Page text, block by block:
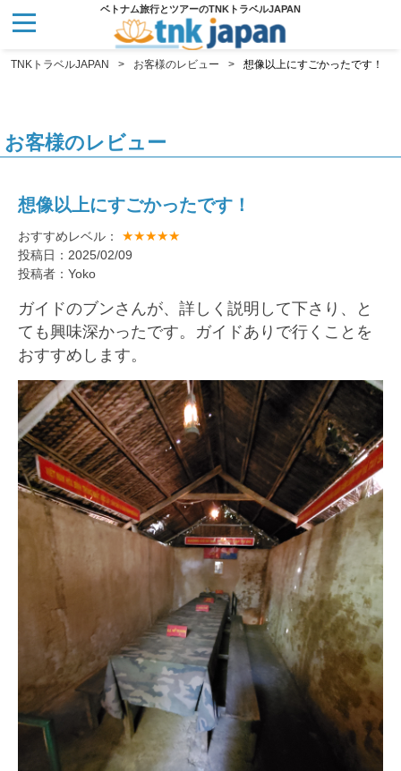
ベトナム旅行とツアーのTNKトラベルJAPAN
TNKトラベルJAPAN お客様のレビュー 想像以上にすごかったです！
お客様のレビュー
想像以上にすごかったです！
おすすめレベル： ★★★★★
投稿日：2025/02/09
投稿者：Yoko
ガイドのブンさんが、詳しく説明して下さり、と
ても興味深かったです。ガイドありで行くことを
おすすめします。